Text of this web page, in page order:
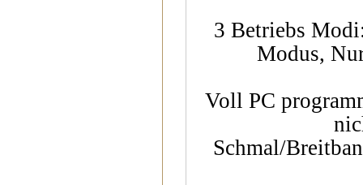
3 Betriebs
Modus,
Voll PC
Schmal/